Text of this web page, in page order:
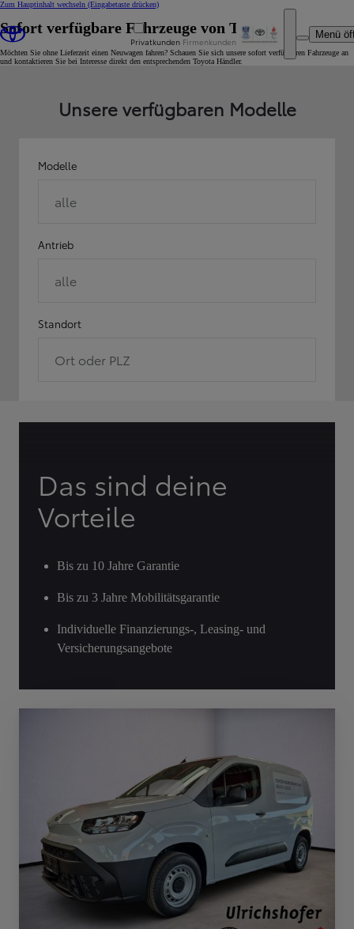
Zum Hauptinhalt wechseln (Eingabetaste drücken)
Privatkunden Firmenkunden
Menü
Sofort verfügbare Fahrzeuge von Toyota
Möchten Sie ohne Lieferzeit einen Neuwagen fahren? Schauen Sie sich unsere sofort verfügbaren Fahrzeuge an
und kontaktieren Sie bei Interesse direkt den entsprechenden Toyota Händler.
Unsere verfügbaren Modelle
Modelle
alle
Antrieb
alle
Standort
Ort oder PLZ
Das sind deine
Vorteile
Bis zu 10 Jahre Garantie
Bis zu 3 Jahre Mobilitätsgarantie
Individuelle Finanzierungs-, Leasing- und
Versicherungsangebote